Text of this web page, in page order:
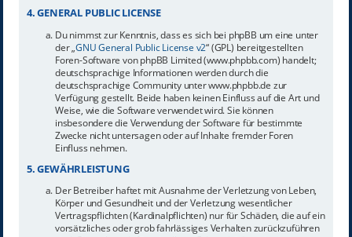
4. GENERAL PUBLIC LICENSE
Du nimmst zur Kenntnis, dass es sich bei phpBB um eine unter
der „GNU General Public License v2“ (GPL) bereitgestellten
Foren-Software von phpBB Limited (www.phpbb.com) handelt;
deutschsprachige Informationen werden durch die
deutschsprachige Community unter www.phpbb.de zur
Verfügung gestellt. Beide haben keinen Einfluss auf die Art und
Weise, wie die Software verwendet wird. Sie können
insbesondere die Verwendung der Software für bestimmte
Zwecke nicht untersagen oder auf Inhalte fremder Foren
Einfluss nehmen.
5. GEWÄHRLEISTUNG
Der Betreiber haftet mit Ausnahme der Verletzung von Leben,
Körper und Gesundheit und der Verletzung wesentlicher
Vertragspflichten (Kardinalpflichten) nur für Schäden, die auf ein
vorsätzliches oder grob fahrlässiges Verhalten zurückzuführen